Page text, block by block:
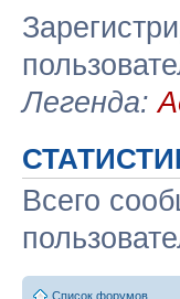
Легенда:
Всего
Список форумов